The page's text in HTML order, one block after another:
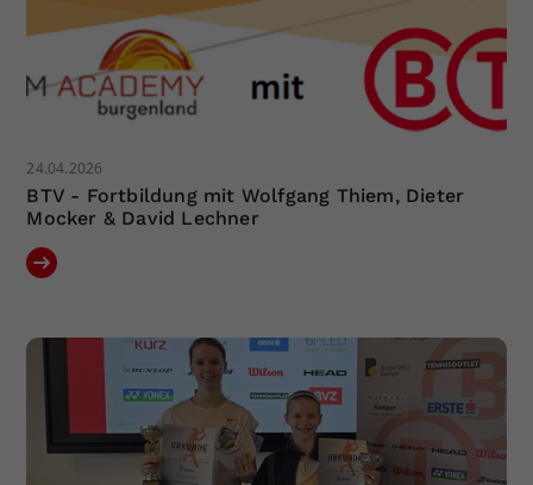
24.04.2026
BTV - Fortbildung mit Wolfgang Thiem, Dieter
Mocker & David Lechner